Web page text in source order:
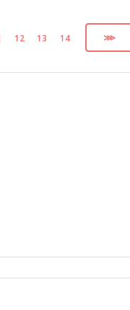
12 13 14 ⋙